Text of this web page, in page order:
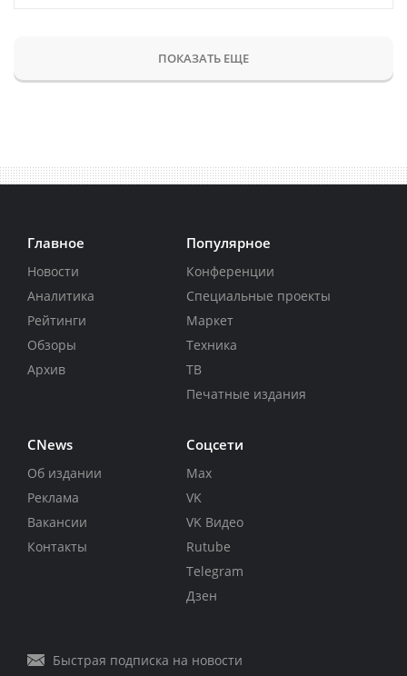
ПОКАЗАТЬ ЕЩЕ
Главное
Новости
Аналитика
Рейтинги
Обзоры
Архив
Популярное
Конференции
Специальные проекты
Маркет
Техника
ТВ
Печатные издания
CNews
Об издании
Реклама
Вакансии
Контакты
Соцсети
Max
VK
VK Видео
Rutube
Telegram
Дзен
Быстрая подписка на новости